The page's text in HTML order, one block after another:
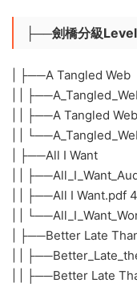
├──劍橋分級
| ├──A Tangled Web
| |
| | ├──A Tangled
| |
| ├──All I Want
| |
| | ├──All I Want.pdf
| |
| ├──Better Late
| |
| | ├──Better Late